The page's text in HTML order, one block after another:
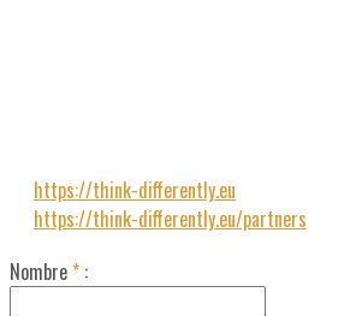
https://think-differently.eu
https://think-differently.eu/partners
Nombre* :